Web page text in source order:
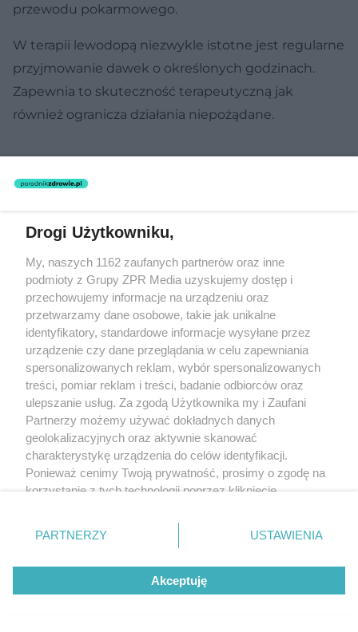
przewodu pokarmowego.
W terapii lewodopą niezwykle istotne jest regularne
przyjmowanie dawek o określonych godzinach.
Zapewnia to skuteczność terapeutyczną jak
również ogranicza działania niepożądane.
Drogi Użytkowniku,
My, naszych 1162 zaufanych partnerów oraz inne
podmioty z Grupy ZPR Media uzyskujemy dostęp i
przechowujemy informacje na urządzeniu oraz
przetwarzamy dane osobowe, takie jak unikalne
identyfikatory, standardowe informacje wysyłane przez
urządzenie czy dane przeglądania w celu zapewniania
spersonalizowanych reklam, wybór spersonalizowanych
treści, pomiar reklam i treści, badanie odbiorców oraz
ulepszanie usług. Za zgodą Użytkownika my i Zaufani
Partnerzy możemy używać dokładnych danych
geolokalizacyjnych oraz aktywnie skanować
charakterystykę urządzenia do celów identyfikacji.
Ponieważ cenimy Twoją prywatność, prosimy o zgodę na
korzystanie z tych technologii poprzez kliknięcie
zmienić/wycofać klikając przycisk ustawień prywatności
znajdujący się w lewym dolnym rogu strony
rodzaje przetwarzania danych nie wymagają zgody
użytkownika, ale masz prawo sprzeciwić się takiemu
przetwarzaniu. Preferencje będą miały zastosowanie tylko
PARTNERZY USTAWIENIA
Akceptuję